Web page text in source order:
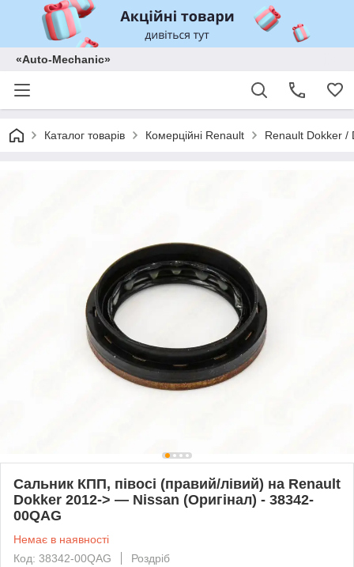
«Auto-Mechanic»
Каталог товарів Комерційні Renault Renault Dokker /
Сальник КПП, півосі (правий/лівий) на Renault
Dokker 2012-> — Nissan (Оригінал) - 38342-
00QAG
Немає в наявності
Код: 38342-00QAG
Роздріб